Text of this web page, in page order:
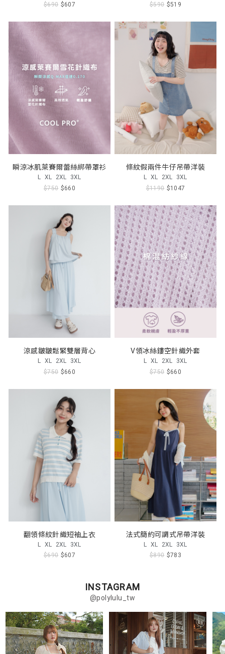
$690 $607
$590 $519
瞬涼冰肌萊賽爾蕾絲綁帶罩衫
L XL 2XL 3XL
$750 $660
條紋假兩件牛仔吊帶洋裝
L XL 2XL 3XL
$1190 $1047
涼感皺皺鬆緊雙層背心
L XL 2XL 3XL
$750 $660
V領冰絲鏤空針織外套
L XL 2XL 3XL
$750 $660
翻領條紋針織短袖上衣
L XL 2XL 3XL
$690 $607
法式簡約可調式吊帶洋裝
L XL 2XL 3XL
$890 $783
INSTAGRAM
@polylulu_tw